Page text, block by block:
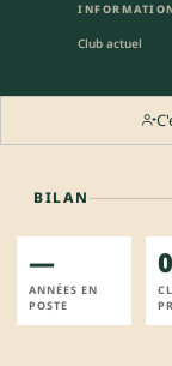
Club actuel
BILAN
—
ANNÉES EN
POSTE
0